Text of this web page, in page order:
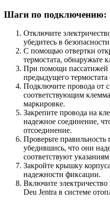
Шаги по подключению:
Отключите
убедитесь в
С помощью отвертки
термостата, обнаружьте
При помощи пассатижей
предыдущего термостата
Подключите провода от
соответствующим
маркировке.
Закрепите провода на
надежное соединение,
отсоединение.
Проверьте
убедившись, что они
соответствуют
Закройте крышку
надежности фиксации.
Включите электричество
Deu Jentra в системе